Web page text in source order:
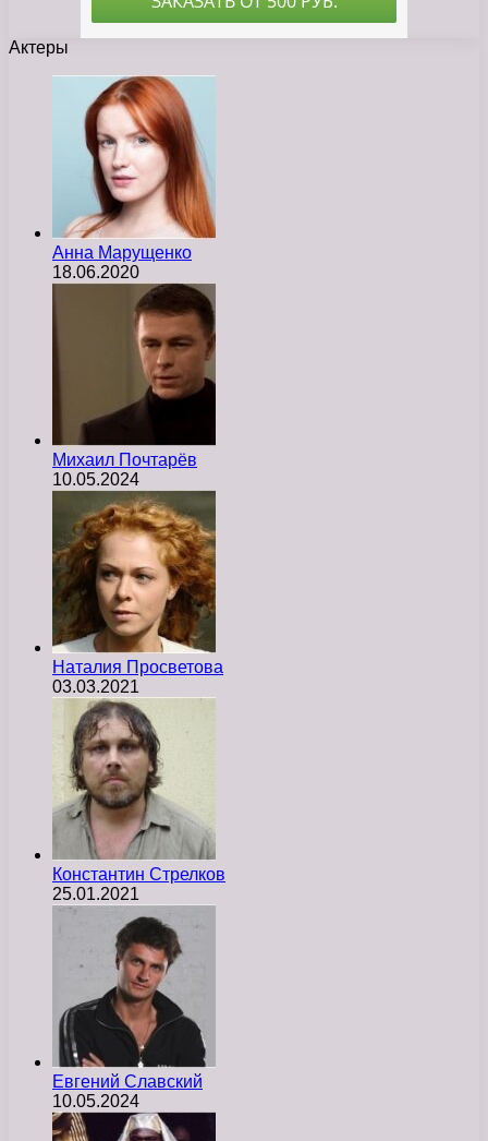
Актеры
Анна Марущенко
18.06.2020
Михаил Почтарёв
10.05.2024
Наталия Просветова
03.03.2021
Константин Стрелков
25.01.2021
Евгений Славский
10.05.2024